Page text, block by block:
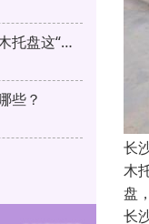
货物在物流中之所以这么完好，全靠木托盘这“三大功能”！
些？
长
木
盘
长